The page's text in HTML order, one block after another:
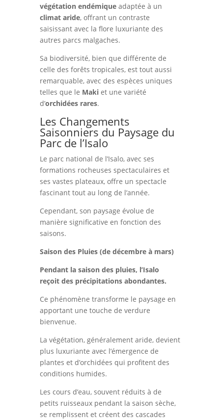
végétation endémiqueadaptée à un
climat aride, offrant un contraste
saisissant avec la flore luxuriante des
autres parcs malgaches.
Sa biodiversité, bien que différente de
celle des forêts tropicales, est tout aussi
remarquable, avec des espèces uniques
telles que le Makiet une variété
d’orchidées rares.
Les Changements
Saisonniers du Paysage du
Parc de l’Isalo
Le parc national de l’Isalo, avec ses
formations rocheuses spectaculaires et
ses vastes plateaux, offre un spectacle
fascinant tout au long de l’année.
Cependant, son paysage évolue de
manière significative en fonction des
saisons.
Saison des Pluies (de décembre à mars)
Pendant la saison des pluies, l’Isalo
reçoit des précipitations abondantes.
Ce phénomène transforme le paysage en
apportant une touche de verdure
bienvenue.
La végétation, généralement aride, devient
plus luxuriante avec l’émergence de
plantes et d’orchidées qui profitent des
conditions humides.
Les cours d’eau, souvent réduits à de
petits ruisseaux pendant la saison sèche,
se remplissent et créent des cascades